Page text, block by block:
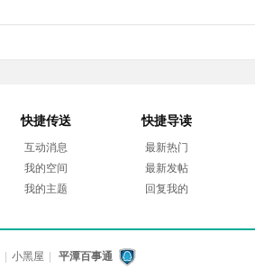
快捷传送
互动消息
我的空间
我的主题
快捷导读
最新热门
最新发帖
回复我的
小黑屋 平潭百事通